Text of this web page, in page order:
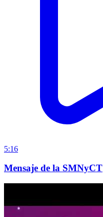
5:16
Mensaje de la SMNyCT